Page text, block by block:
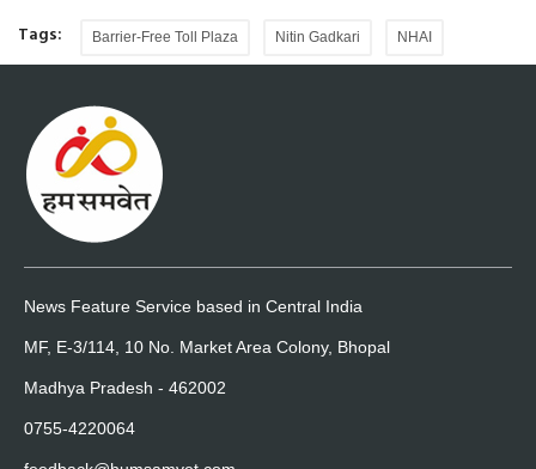
Tags: Barrier-Free Toll Plaza Nitin Gadkari NHAI
News Feature Service based in Central India
MF, E-3/114, 10 No. Market Area Colony, Bhopal
Madhya Pradesh - 462002
0755-4220064